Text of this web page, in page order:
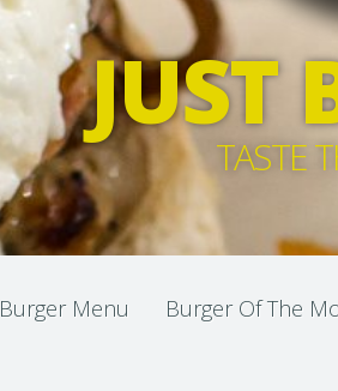
JUST
TASTE
Burger Menu Burger Of The